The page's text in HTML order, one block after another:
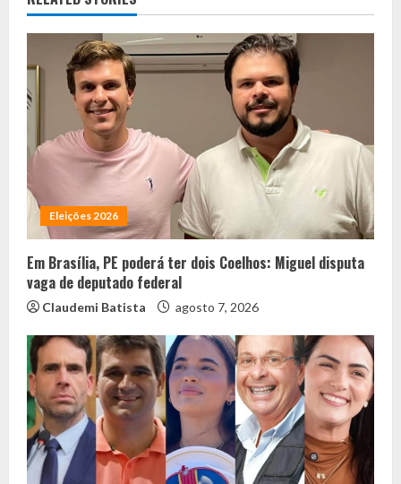
Eleições 2026
Em Brasília, PE poderá ter dois Coelhos: Miguel disputa
vaga de deputado federal
Claudemi Batista agosto 7, 2026